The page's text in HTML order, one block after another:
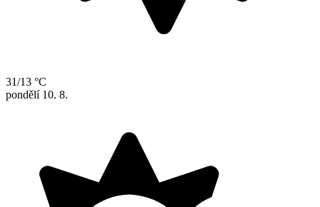
31/13 °C
pondělí 10. 8.